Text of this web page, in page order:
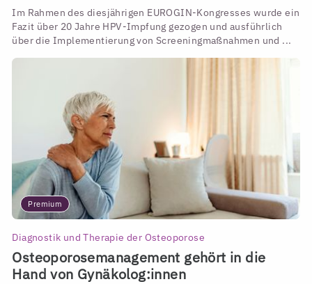
Im Rahmen des diesjährigen EUROGIN-Kongresses wurde ein
Fazit über 20 Jahre HPV-Impfung gezogen und ausführlich
über die Implementierung von Screeningmaßnahmen und ...
Premium
Diagnostik und Therapie der Osteoporose
Osteoporosemanagement gehört in die
Hand von Gynäkolog:innen